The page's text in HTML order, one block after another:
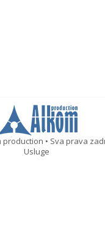
production • Sva prava
Usluge